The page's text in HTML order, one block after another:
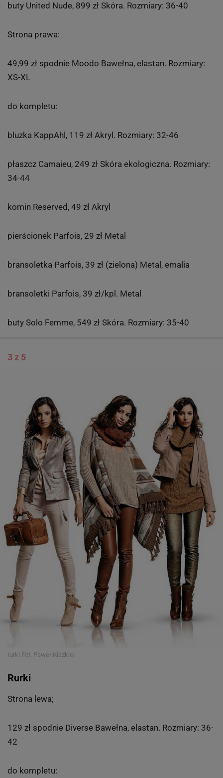
buty United Nude, 899 zł Skóra. Rozmiary: 36-40
Strona prawa:
49,99 zł spodnie Moodo Bawełna, elastan. Rozmiary:
XS-XL
do kompletu:
bluzka KappAhl, 119 zł Akryl. Rozmiary: 32-46
płaszcz Camaieu, 249 zł Skóra ekologiczna. Rozmiary:
34-44
komin Reserved, 49 zł Akryl
pierścionek Parfois, 29 zł Metal
bransoletka Parfois, 39 zł (zielona) Metal, emalia
bransoletki Parfois, 39 zł/kpl. Metal
buty Solo Femme, 549 zł Skóra. Rozmiary: 35-40
3 z 5
rurki Fot. Paweł Kiszkiel
Rurki
Strona lewa;
129 zł spodnie Diverse Bawełna, elastan. Rozmiary: 36-
42
do kompletu: